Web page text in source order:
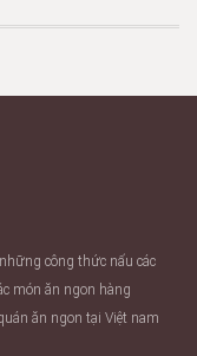
công thức nấu các
món ăn ngon hàng
ăn ngon tại Việt nam